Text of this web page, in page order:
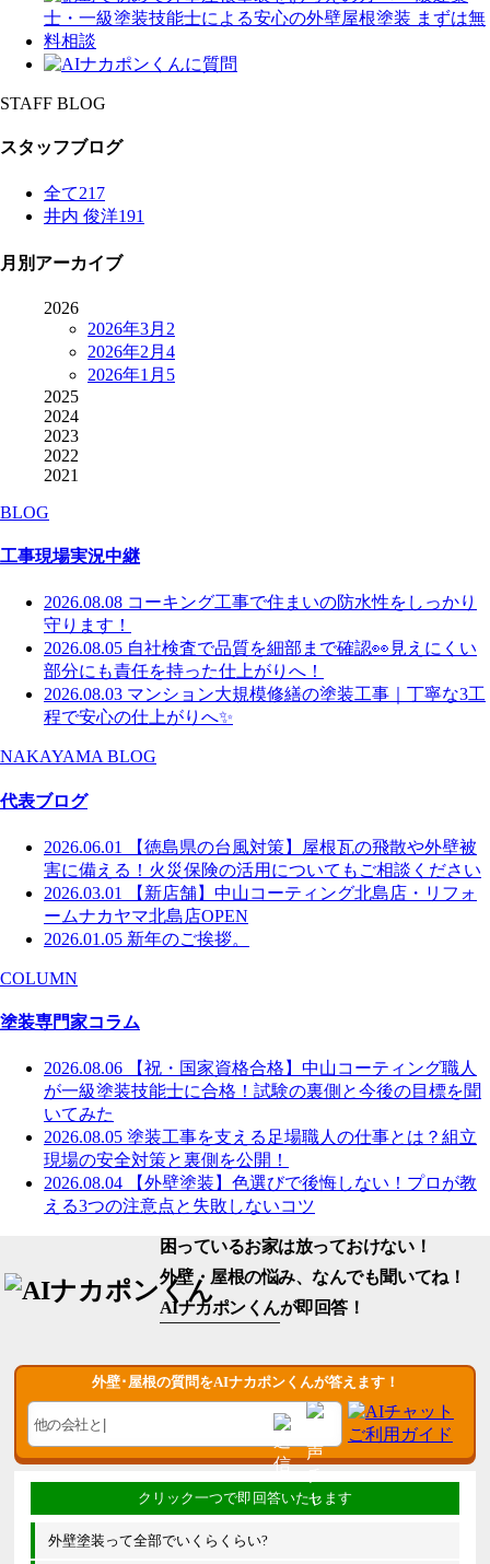
STAFF BLOG
スタッフブログ
全て217
井内 俊洋191
月別アーカイブ
2026
2026年3月 2
2026年2月 4
2026年1月 5
2025
2024
2023
2022
2021
BLOG
工事現場実況中継
2026.08.08 コーキング工事で住まいの防水性をしっかり
守ります！
2026.08.05 自社検査で品質を細部まで確認👀見えにくい
部分にも責任を持った仕上がりへ！
2026.08.03 マンション大規模修繕の塗装工事｜丁寧な3工
程で安心の仕上がりへ✨
NAKAYAMA BLOG
代表ブログ
2026.06.01
【徳島県の台風対策】屋根瓦の飛散や外壁被
害に備える！火災保険の活用についてもご相談ください
2026.03.01
【新店舗】中山コーティング北島店・リフォ
ームナカヤマ北島店OPEN
2026.01.05 新年のご挨拶。
COLUMN
塗装専門家コラム
2026.08.06
【祝・国家資格合格】中山コーティング職人
が一級塗装技能士に合格！試験の裏側と今後の目標を聞
いてみた
2026.08.05 塗装工事を支える足場職人の仕事とは？組立
現場の安全対策と裏側を公開！
2026.08.04
【外壁塗装】色選びで後悔しない！プロが教
える3つの注意点と失敗しないコツ
困っているお家は放っておけない！
外壁・屋根の悩み、なんでも聞いてね！
AIナカポンくんが即回答！
外壁･屋根の質問をAIナカポンくんが答えます！
外壁塗装って全部でいくらくらい?